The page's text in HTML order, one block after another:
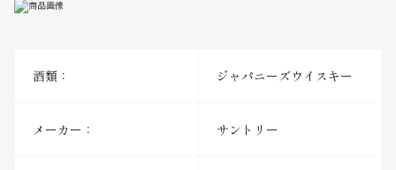
酒類： ジャパニーズウイスキー
メーカー： サントリー